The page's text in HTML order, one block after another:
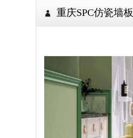
重庆SPC仿瓷墙板